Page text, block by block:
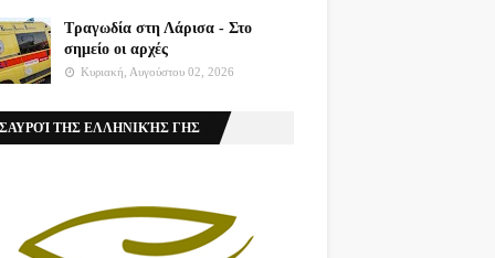
Τραγωδία στη Λάρισα - Στο
σημείο οι αρχές
Κυριακή, Αυγούστου 02, 2026
ΤΗΣ ΕΛΛΗΝΙΚΉΣ ΓΗΣ